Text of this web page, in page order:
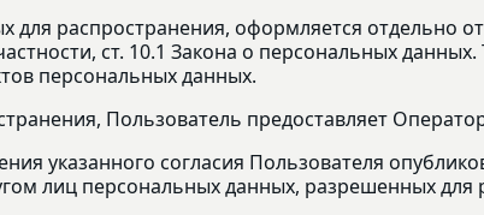
распространения, оформляется отдельно от
ст. 10.1 Закона о персональных
персональных данных.
Пользователь предоставляет
указанного согласия Пользователя
лиц персональных данных, разрешенных для